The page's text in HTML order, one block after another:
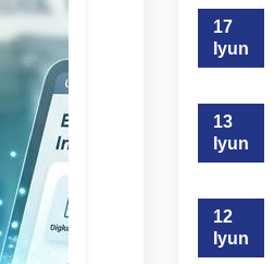
17
Iyun
13
Iyun
12
Iyun